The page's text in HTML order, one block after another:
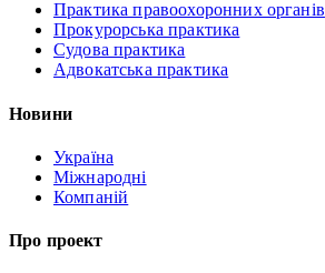
Практика правоохоронних органів
Прокурорська практика
Судова практика
Адвокатська практика
Новини
Україна
Міжнародні
Компаній
Про проект